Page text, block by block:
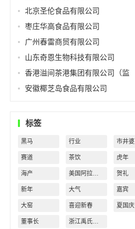
北京圣伦食品有限公司
枣庄华高食品有限公司
广州春雷商贸有限公司
山东奇恩生物科技有限公司
香港溢间茶港集团有限公司（监
安徽椰芝岛食品有限公司
标签
黑马 行业
赛道 茶饮 虎年
海产 美国阿拉斯加 贺礼
新年 大气 嘉宾
大窑 喜迎新春 夏国庆
董事长 浙江禹氏水业有限公司